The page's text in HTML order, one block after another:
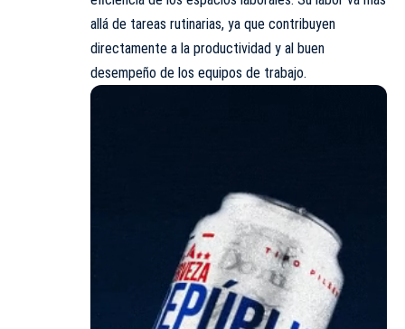
allá de tareas rutinarias, ya que contribuyen
directamente a la productividad y al buen
desempeño de los equipos de trabajo.